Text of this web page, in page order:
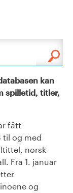
kan
spilletid, titler,
fått
til og med
norsk
Fra 1. januar
og